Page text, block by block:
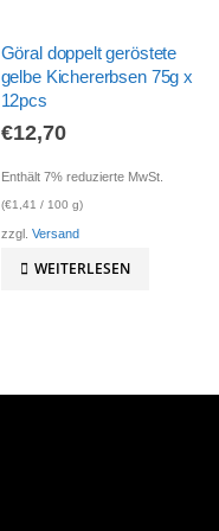
Göral doppelt geröstete
gelbe Kichererbsen 75g x
12pcs
€12,70
Enthält 7% reduzierte MwSt.
(€1,41 / 100 g)
zzgl. Versand
WEITERLESEN